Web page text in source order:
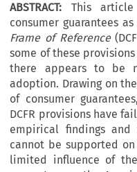
ABSTRACT: This
consumer guarantees
Frame of Reference
some of these
there appears to be
adoption. Drawing on
of consumer
DCFR provisions have
empirical findings
cannot be supported
limited influence of the